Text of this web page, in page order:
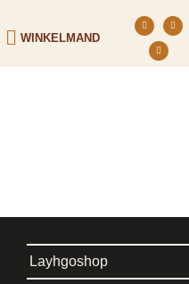
WINKELMAND
Layhgoshop